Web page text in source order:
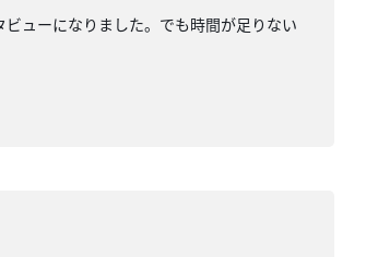
ューになりました。でも時間が足りない